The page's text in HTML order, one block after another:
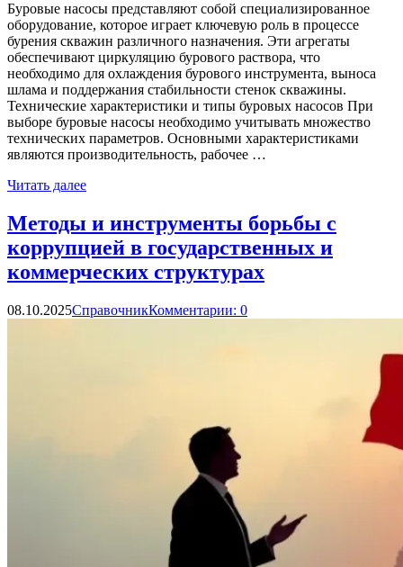
Буровые насосы представляют собой специализированное
оборудование, которое играет ключевую роль в процессе
бурения скважин различного назначения. Эти агрегаты
обеспечивают циркуляцию бурового раствора, что
необходимо для охлаждения бурового инструмента, выноса
шлама и поддержания стабильности стенок скважины.
Технические характеристики и типы буровых насосов При
выборе буровые насосы необходимо учитывать множество
технических параметров. Основными характеристиками
являются производительность, рабочее …
Читать далее
Методы и инструменты борьбы с
коррупцией в государственных и
коммерческих структурах
08.10.2025СправочникКомментарии: 0